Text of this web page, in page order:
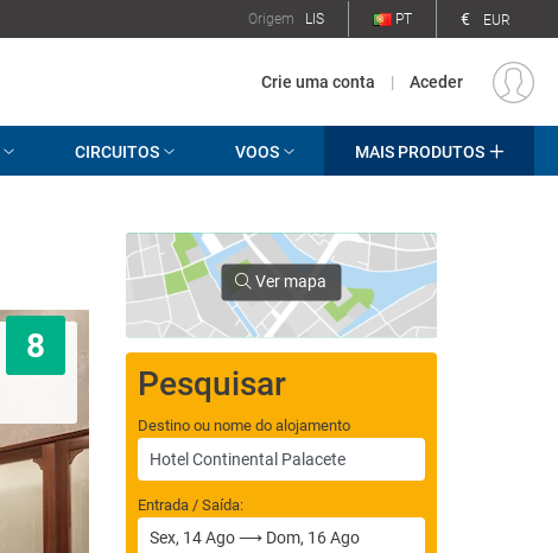
Origem LIS PT € EUR
Crie uma conta | Aceder
CIRCUITOS VOOS MAIS PRODUTOS
8
Ver mapa
Pesquisar
Destino ou nome do alojamento
Entrada / Saída: